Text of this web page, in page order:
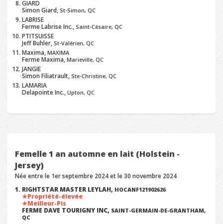
GIARD
Simon Giard,St-Simon, QC
LABRISE
Ferme Labrise Inc.,Saint-Césaire, QC
PTITSUISSE
Jeff Buhler,St-Valérien, QC
Maxima,MAXIMA
Ferme Maxima,Marieville, QC
JANGIE
Simon Filiatrault,Ste-Christine, QC
LAMARIA
Delapointe Inc.,Upton, QC
Femelle 1 an automne en lait (Holstein -
Jersey)
Née entre le 1er septembre 2024 et le 30 novembre 2024
RIGHTSTAR MASTER LEYLAH, HOCANF121902626
Propriété-élevée
Meilleur-Pis
FERME DAVE TOURIGNY INC, SAINT-GERMAIN-DE-GRANTHAM,
QC